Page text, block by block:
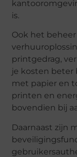
is.
Ook het
printgedrag,
je kosten beter
met papier en
printen en
bovendien bij
Daarnaast zijn